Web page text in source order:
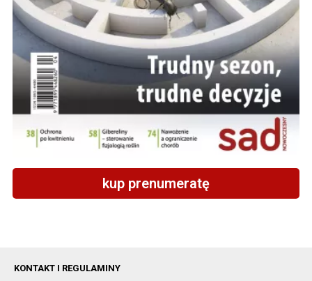
kup prenumeratę
KONTAKT I REGULAMINY